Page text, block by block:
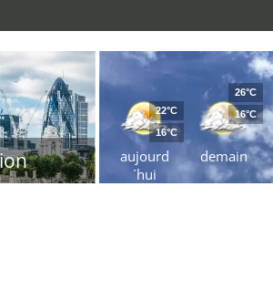
aujourd
´hui
22°C
16°C
demain
26°C
16°C